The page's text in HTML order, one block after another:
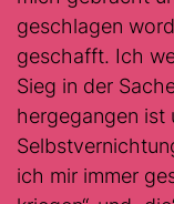
geschlagen
geschafft. Ich
Sieg in der
hergegangen ist
ich mir immer